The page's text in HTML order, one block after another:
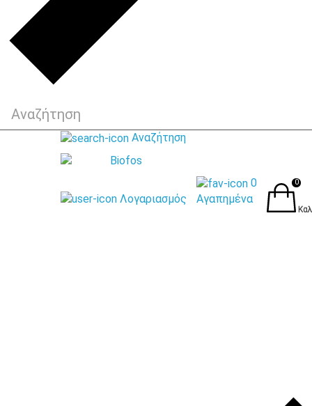
Αναζήτηση
Λογαριασμός
0
Αγαπημένα
0